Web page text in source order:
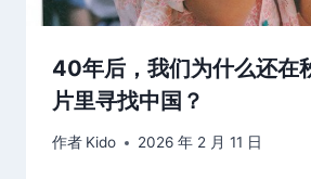
40年后，我们为什么还在
片里寻找中国？
作者 Kido 2026 年 2 月 11 日